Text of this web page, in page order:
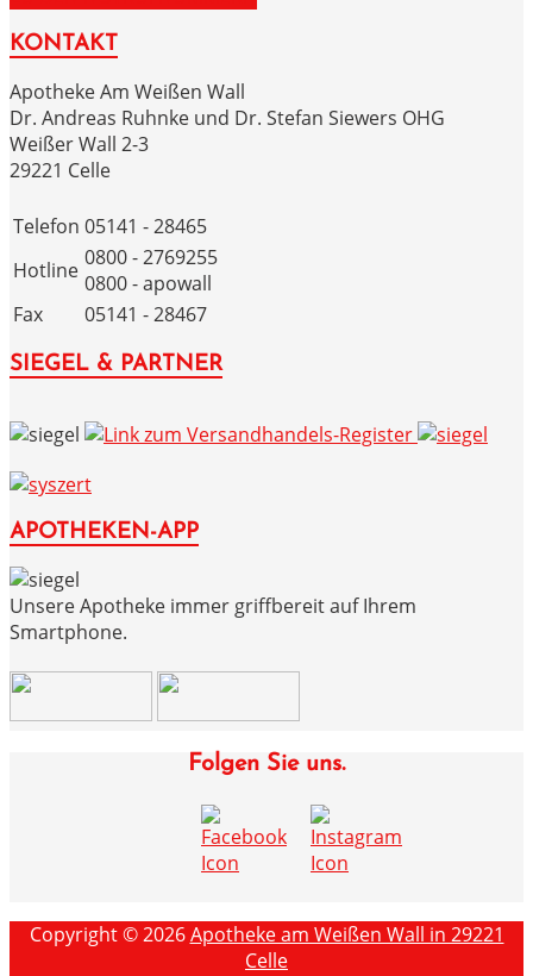
KONTAKT
Apotheke Am Weißen Wall
Dr. Andreas Ruhnke und Dr. Stefan Siewers OHG
Weißer Wall 2-3
29221 Celle
Telefon 05141 - 28465
Hotline 0800 - 2769255
0800 - apowall
Fax
05141 - 28467
SIEGEL & PARTNER
APOTHEKEN-APP
Unsere Apotheke immer griffbereit auf Ihrem
Smartphone.
Folgen Sie uns.
Copyright © 2026Apotheke am Weißen Wall in 29221
Celle